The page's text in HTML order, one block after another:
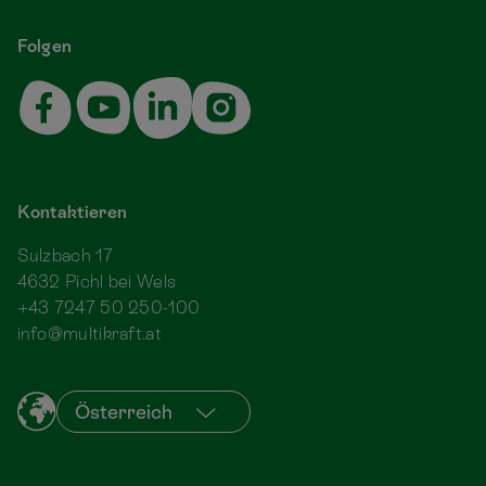
Folgen
Kontaktieren
Sulzbach 17
4632 Pichl bei Wels
+43 7247 50 250-100
info@multikraft.at